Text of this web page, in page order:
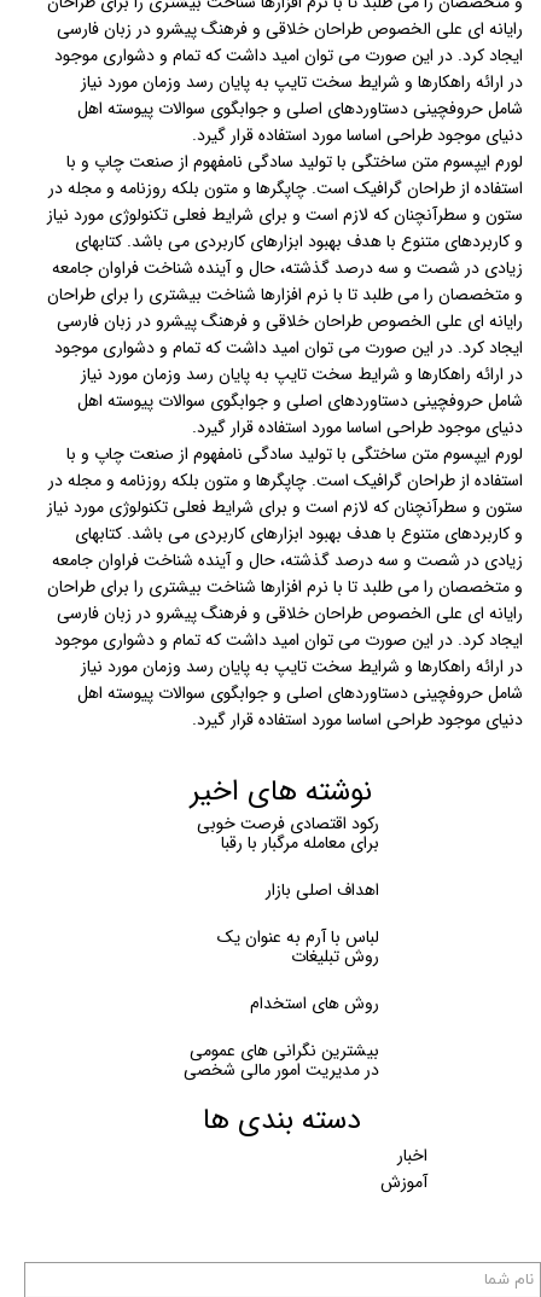
رایانه ای علی الخصوص طراحان خلاقی و فرهنگ پیشرو در زبان فارسی
ایجاد کرد. در این صورت می توان امید داشت که تمام و دشواری موجود
در ارائه راهکارها و شرایط سخت تایپ به پایان رسد وزمان مورد نیاز
شامل حروفچینی دستاوردهای اصلی و جوابگوی سوالات پیوسته اهل
دنیای موجود طراحی اساسا مورد استفاده قرار گیرد.
لورم ایپسوم متن ساختگی با تولید سادگی نامفهوم از صنعت چاپ و با
استفاده از طراحان گرافیک است. چاپگرها و متون بلکه روزنامه و مجله در
ستون و سطرآنچنان که لازم است و برای شرایط فعلی تکنولوژی مورد نیاز
و کاربردهای متنوع با هدف بهبود ابزارهای کاربردی می باشد. کتابهای
زیادی در شصت و سه درصد گذشته، حال و آینده شناخت فراوان جامعه
و متخصصان را می طلبد تا با نرم افزارها شناخت بیشتری را برای طراحان
رایانه ای علی الخصوص طراحان خلاقی و فرهنگ پیشرو در زبان فارسی
ایجاد کرد. در این صورت می توان امید داشت که تمام و دشواری موجود
در ارائه راهکارها و شرایط سخت تایپ به پایان رسد وزمان مورد نیاز
شامل حروفچینی دستاوردهای اصلی و جوابگوی سوالات پیوسته اهل
دنیای موجود طراحی اساسا مورد استفاده قرار گیرد.
لورم ایپسوم متن ساختگی با تولید سادگی نامفهوم از صنعت چاپ و با
استفاده از طراحان گرافیک است. چاپگرها و متون بلکه روزنامه و مجله در
ستون و سطرآنچنان که لازم است و برای شرایط فعلی تکنولوژی مورد نیاز
و کاربردهای متنوع با هدف بهبود ابزارهای کاربردی می باشد. کتابهای
زیادی در شصت و سه درصد گذشته، حال و آینده شناخت فراوان جامعه
و متخصصان را می طلبد تا با نرم افزارها شناخت بیشتری را برای طراحان
رایانه ای علی الخصوص طراحان خلاقی و فرهنگ پیشرو در زبان فارسی
ایجاد کرد. در این صورت می توان امید داشت که تمام و دشواری موجود
در ارائه راهکارها و شرایط سخت تایپ به پایان رسد وزمان مورد نیاز
شامل حروفچینی دستاوردهای اصلی و جوابگوی سوالات پیوسته اهل
دنیای موجود طراحی اساسا مورد استفاده قرار گیرد.
نوشته های اخیر
رکود اقتصادی فرصت خوبی
برای معامله مرگبار با رقبا
اهداف اصلی بازار
لباس با آرم به عنوان یک
روش تبلیغات
روش های استخدام
بیشترین نگرانی های عمومی
در مدیریت امور مالی شخصی
دسته بندی ها
اخبار
آموزش